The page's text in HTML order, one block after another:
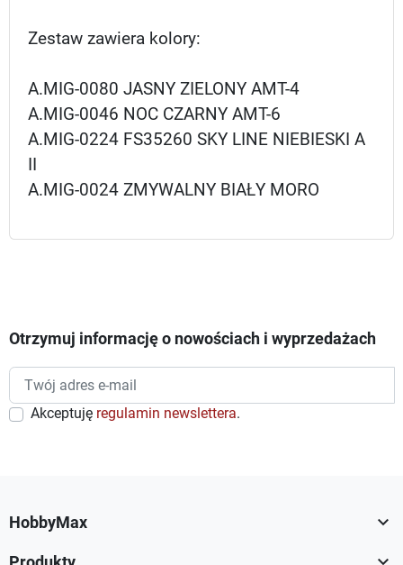
Zestaw zawiera kolory:
A.MIG-0080 JASNY ZIELONY AMT-4
A.MIG-0046 NOC CZARNY AMT-6
A.MIG-0224 FS35260 SKY LINE NIEBIESKI A
A.MIG-0024 ZMYWALNY BIAŁY MORO
Otrzymuj informację o nowościach i wyprzedażach
Akceptuję regulamin newslettera.
HobbyMax 